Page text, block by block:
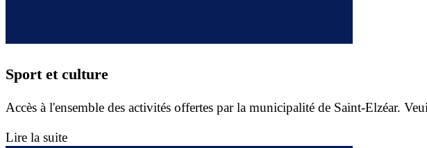
Sport et culture
Accès à l'ensemble des activités offertes par la municipalité de Saint-Elzéar.
Lire la suite